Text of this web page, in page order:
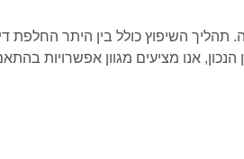
השיפוץ כולל בין היתר החלפת
אנו מציעים מגוון אפשרויות